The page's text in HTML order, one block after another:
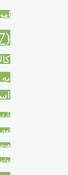
(7)
تولید